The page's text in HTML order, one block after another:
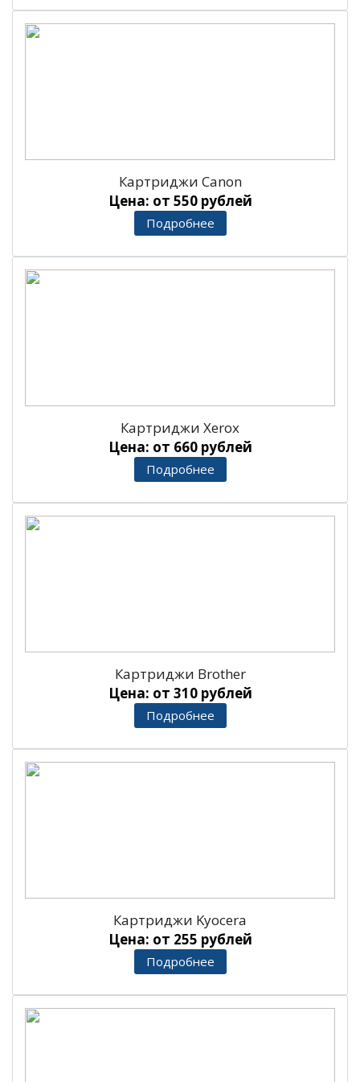
Картриджи Canon
Цена: от 550 рублей
Подробнее
Картриджи Xerox
Цена: от 660 рублей
Подробнее
Картриджи Brother
Цена: от 310 рублей
Подробнее
Картриджи Kyocera
Цена: от 255 рублей
Подробнее